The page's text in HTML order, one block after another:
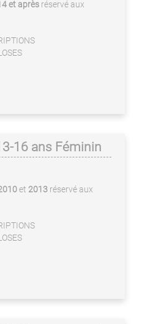
et après réservé aux
16 ans Féminin
et 2013 réservé aux